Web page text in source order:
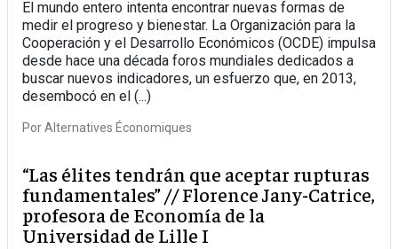
El mundo entero intenta encontrar nuevas formas de
medir el progreso y bienestar. La Organización para la
Cooperación y el Desarrollo Económicos (OCDE) impulsa
desde hace una década foros mundiales dedicados a
buscar nuevos indicadores, un esfuerzo que, en 2013,
desembocó en el (...)
PorAlternatives Économiques
“Las élites tendrán que aceptar rupturas
fundamentales” // Florence Jany-Catrice,
profesora de Economía de la
Universidad de Lille I